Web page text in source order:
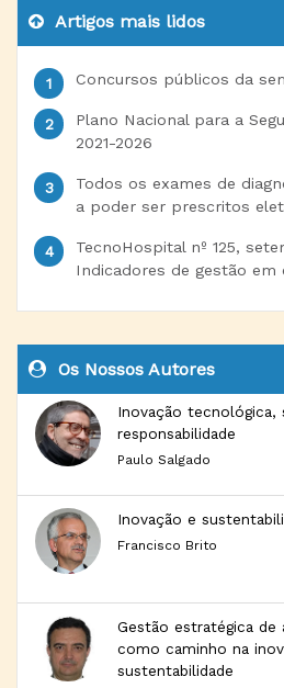
Artigos mais lidos
Concursos públicos da
Plano Nacional para a
2021-2026
Todos os exames de
a poder ser prescritos
TecnoHospital nº 125,
Indicadores de gestão em
Os Nossos Autores
Inovação tecnológica,
responsabilidade
Paulo Salgado
Inovação e
Francisco Brito
Gestão estratégica de
como caminho na
sustentabilidade